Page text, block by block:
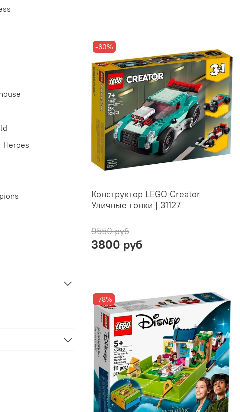
-60%
Конструктор LEGO Creator
Уличные гонки | 31127
9550 руб
3800 руб
-78%
Heroes